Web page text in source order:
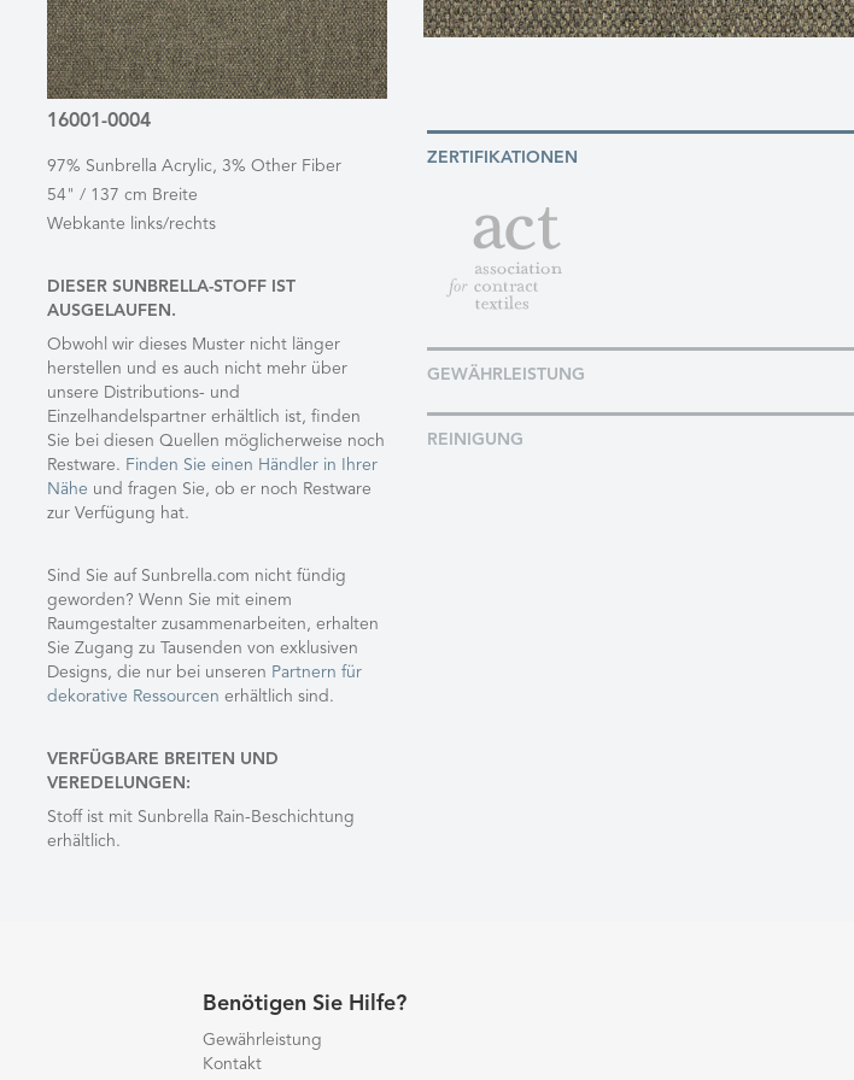
16001-0004
97% Sunbrella Acrylic, 3% Other Fiber
54" / 137 cm Breite
Webkante links/rechts
DIESER SUNBRELLA-STOFF IST
AUSGELAUFEN.
Obwohl wir dieses Muster nicht länger
herstellen und es auch nicht mehr über
unsere Distributions- und
Einzelhandelspartner erhältlich ist, finden
Sie bei diesen Quellen möglicherweise noch
Restware. Finden Sie einen Händler in Ihrer
Nähe und fragen Sie, ob er noch Restware
zur Verfügung hat.
Sind Sie auf Sunbrella.com nicht fündig
geworden? Wenn Sie mit einem
Raumgestalter zusammenarbeiten, erhalten
Sie Zugang zu Tausenden von exklusiven
Designs, die nur bei unseren Partnern für
dekorative Ressourcen erhältlich sind.
VERFÜGBARE BREITEN UND
VEREDELUNGEN:
Stoff ist mit Sunbrella Rain-Beschichtung
erhältlich.
ZERTIFIKATIONEN
GEWÄHRLEISTUNG
REINIGUNG
Benötigen Sie Hilfe?
Gewährleistung
Kontakt